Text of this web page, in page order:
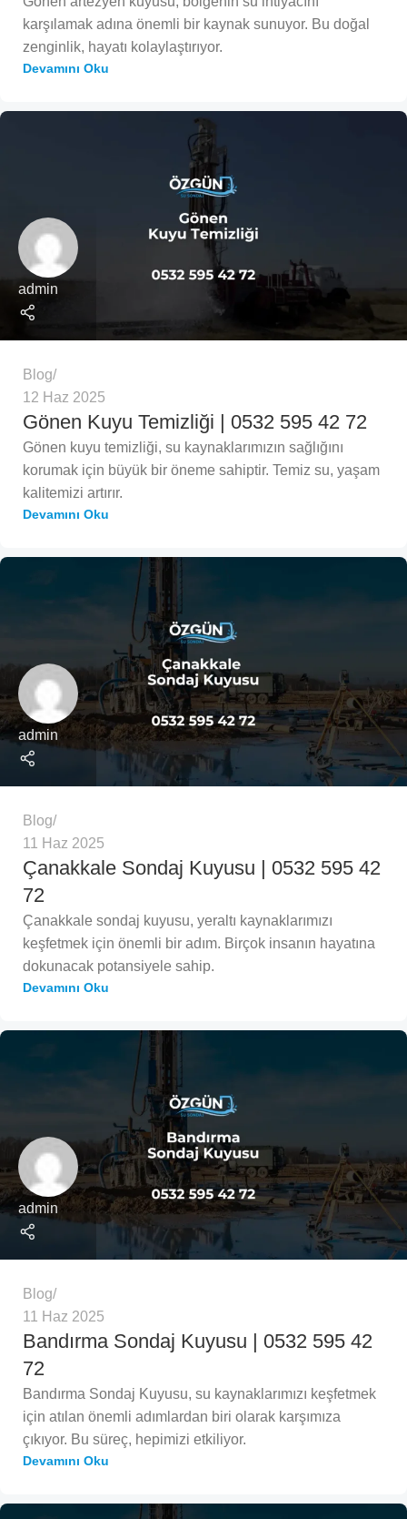
karşılamak adına önemli bir kaynak sunuyor. Bu doğal
zenginlik, hayatı kolaylaştırıyor.
Devamını Oku
admin
Blog
12 Haz 2025
Gönen Kuyu Temizliği | 0532 595 42 72
Gönen kuyu temizliği, su kaynaklarımızın sağlığını
korumak için büyük bir öneme sahiptir. Temiz su, yaşam
kalitemizi artırır.
Devamını Oku
admin
Blog
11 Haz 2025
Çanakkale Sondaj Kuyusu | 0532 595 42
72
Çanakkale sondaj kuyusu, yeraltı kaynaklarımızı
keşfetmek için önemli bir adım. Birçok insanın hayatına
dokunacak potansiyele sahip.
Devamını Oku
admin
Blog
11 Haz 2025
Bandırma Sondaj Kuyusu | 0532 595 42
72
Bandırma Sondaj Kuyusu, su kaynaklarımızı keşfetmek
için atılan önemli adımlardan biri olarak karşımıza
çıkıyor. Bu süreç, hepimizi etkiliyor.
Devamını Oku